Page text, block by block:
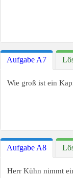
Aufgabe A7
Wie groß ist ein
Aufgabe A8
Herr Kühn nimmt